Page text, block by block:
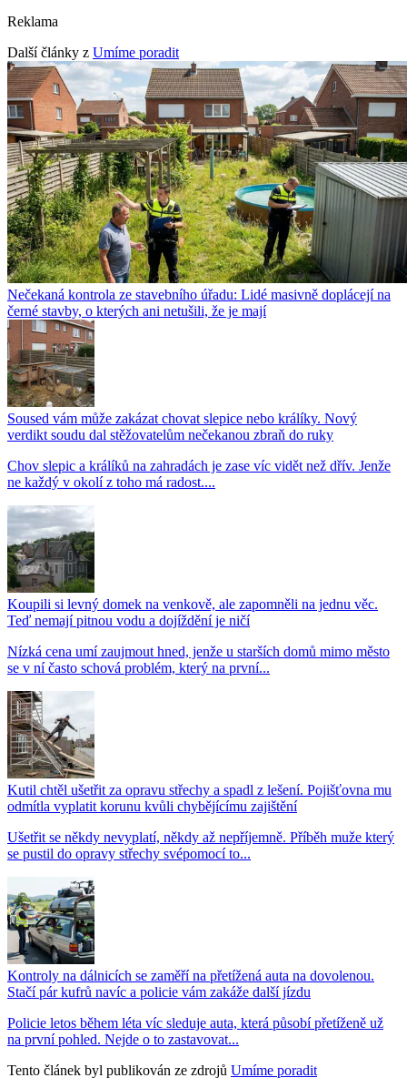
Reklama
Další články z Umíme poradit
Nečekaná kontrola ze stavebního úřadu: Lidé masivně doplácejí na
černé stavby, o kterých ani netušili, že je mají
Soused vám může zakázat chovat slepice nebo králíky. Nový
verdikt soudu dal stěžovatelům nečekanou zbraň do ruky
Chov slepic a králíků na zahradách je zase víc vidět než dřív. Jenže
ne každý v okolí z toho má radost....
Koupili si levný domek na venkově, ale zapomněli na jednu věc.
Teď nemají pitnou vodu a dojíždění je ničí
Nízká cena umí zaujmout hned, jenže u starších domů mimo město
se v ní často schová problém, který na první...
Kutil chtěl ušetřit za opravu střechy a spadl z lešení. Pojišťovna mu
odmítla vyplatit korunu kvůli chybějícímu zajištění
Ušetřit se někdy nevyplatí, někdy až nepříjemně. Příběh muže který
se pustil do opravy střechy svépomocí to...
Kontroly na dálnicích se zaměří na přetížená auta na dovolenou.
Stačí pár kufrů navíc a policie vám zakáže další jízdu
Policie letos během léta víc sleduje auta, která působí přetíženě už
na první pohled. Nejde o to zastavovat...
Tento článek byl publikován ze zdrojů Umíme poradit